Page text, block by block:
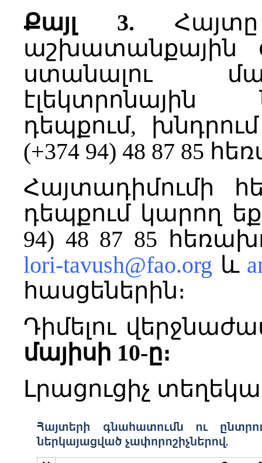
Քայլ 3. Հայտը
աշխատանքային
ստանալու
դեպքում,
(+374 94) 48 87 85
Հայտադիմումի
դեպքում կարող
94) 48 87 85
lori-tavush@fao.org և
հասցեներին։
Դիմելու
մայիսի 10-ը։
Լրացուցիչ